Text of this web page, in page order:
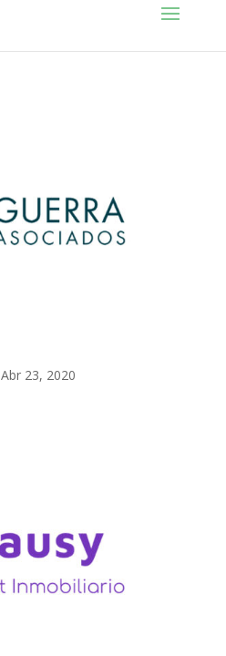
Abr 23, 2020